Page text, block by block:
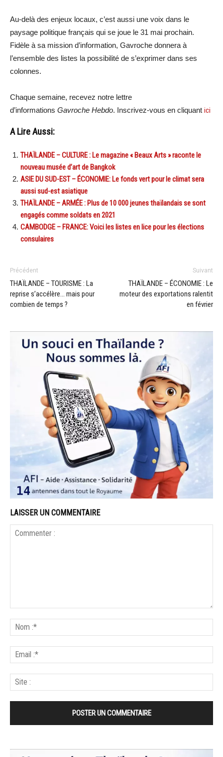
Au-delà des enjeux locaux, c’est aussi une voix dans le
paysage politique français qui se joue le 31 mai prochain.
Fidèle à sa mission d’information, Gavroche donnera à
l’ensemble des listes la possibilité de s’exprimer dans ses
colonnes.
Chaque semaine, recevez notre lettre
d’informations Gavroche Hebdo. Inscrivez-vous en cliquant ici
A Lire Aussi:
THAÏLANDE – CULTURE : Le magazine « Beaux Arts » raconte le
nouveau musée d’art de Bangkok
ASIE DU SUD-EST – ÉCONOMIE: Le fonds vert pour le climat sera
aussi sud-est asiatique
THAÏLANDE – ARMÉE : Plus de 10 000 jeunes thaïlandais se sont
engagés comme soldats en 2021
CAMBODGE – FRANCE: Voici les listes en lice pour les élections
consulaires
Précédent
THAÏLANDE – TOURISME : La
reprise s’accélère… mais pour
combien de temps ?
Suivant
THAÏLANDE – ÉCONOMIE : Le
moteur des exportations ralentit
en février
LAISSER UN COMMENTAIRE